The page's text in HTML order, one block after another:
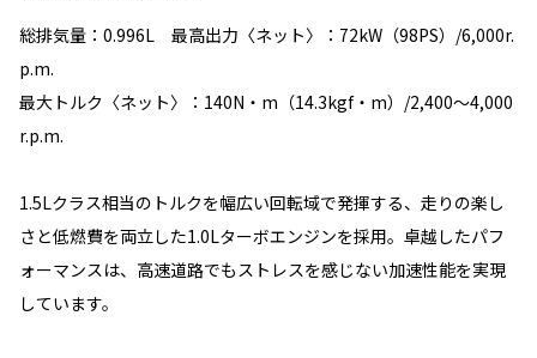
総排気量：0.996L 最高出力〈ネット〉：72kW（98PS）/6,000r.
p.m.
最大トルク〈ネット〉：140N・m（14.3kgf・m）/2,400～4,000
r.p.m.
1.5Lクラス相当のトルクを幅広い回転域で発揮する、走りの楽し
さと低燃費を両立した1.0Lターボエンジンを採用。卓越したパフ
ォーマンスは、高速道路でもストレスを感じない加速性能を実現
しています。